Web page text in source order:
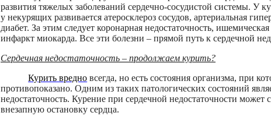
развития тяжелых заболеваний сердечно-сосудистой системы. У
у некурящих развивается атеросклероз сосудов, артериальная
диабет. За этим следует коронарная недостаточность,
инфаркт миокарда. Все эти болезни – прямой путь к сердечной
Сердечная недостаточность – продолжаем курить?
Курить вредно всегда, но есть состояния организма, при
противопоказано. Одним из таких патологических состояний
недостаточность. Курение при сердечной недостаточности может
внезапную остановку сердца.